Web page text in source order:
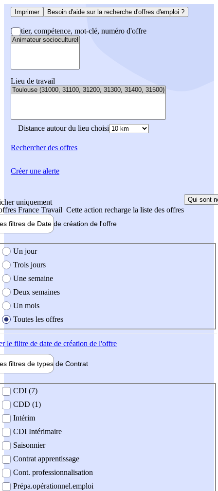
Imprimer Besoin d'aide sur la recherche d'offres d'emploi ?
Métier, compétence, mot-clé, numéro d'offre
Lieu de travail
Distance autour du lieu choisi
Rechercherdes offres
uniquement
France Travail Cette action recharge la liste des offres
Qui sont
filtres de Date de création de l'offre
création de l'offre
Un jour
Trois jours
Une semaine
Deux semaines
Un mois
Toutes les offres
le filtre de date de création de l'offre
filtres de types de Contrat
contrat
CDI (7)
CDD (1)
Intérim
CDI Intérimaire
Saisonnier
Contrat apprentissage
Cont. professionnalisation
Prépa.opérationnel.emploi
Créer une alerte